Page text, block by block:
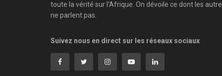
toute la vérité sur l'Afrique. On dévoile ce dont les
ne parlent pas.
Suivez nous en direct sur les réseaux sociaux